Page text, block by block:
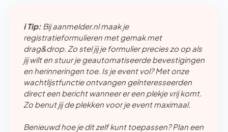
ℹ️ Tip: Bij aanmelder.nl maak je
registratieformulieren met gemak met
drag&drop. Zo stel jij je formulier precies zo op als
jij wilt en stuur je geautomatiseerde bevestigingen
en herinneringen toe. Is je event vol? Met onze
wachtlijstfunctie ontvangen geïnteresseerden
direct een bericht wanneer er een plekje vrij komt.
Zo benut jij de plekken voor je event maximaal.
Benieuwd hoe je dit zelf kunt toepassen? Plan een